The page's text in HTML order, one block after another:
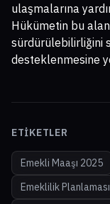
ulaşmalarına
Hükümetin bu
sürdürülebilirliğini
desteklenmesine
ETIKETLER
Emekli Maaşı 2025
Emeklilik Planlaması